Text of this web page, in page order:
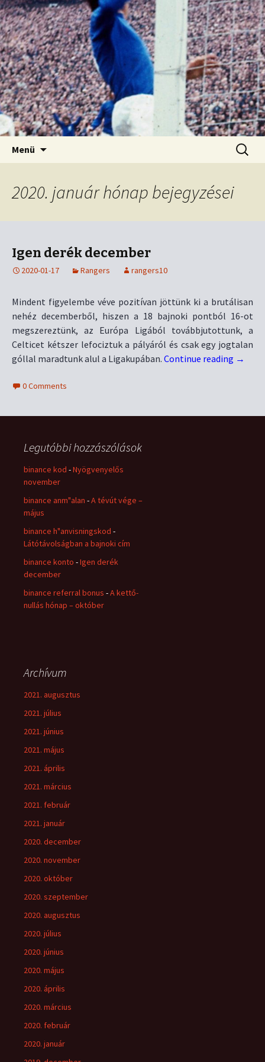
Old Firm blog
Kordon nélkül
Menü
2020. január hónap bejegyzései
Igen derék december
2020-01-17 Rangers rangers10
Mindent figyelembe véve pozitívan jöttünk ki a brutálisan
nehéz decemberből, hiszen a 18 bajnoki pontból 16-ot
megszereztünk, az Európa Ligából továbbjutottunk, a
Celticet kétszer lefociztuk a pályáról és csak egy jogtalan
góllal maradtunk alul a Ligakupában. Continue reading →
0 Comments
Legutóbbi hozzászólások
binance kod -Nyögvenyelős
november
binance anm"alan -A tévút vége –
május
binance h"anvisningskod -
Látótávolságban a bajnoki cím
binance konto -Igen derék
december
binance referral bonus -A kettő-
nullás hónap – október
Archívum
2021. augusztus
2021. július
2021. június
2021. május
2021. április
2021. március
2021. február
2021. január
2020. december
2020. november
2020. október
2020. szeptember
2020. augusztus
2020. július
2020. június
2020. május
2020. április
2020. március
2020. február
2020. január